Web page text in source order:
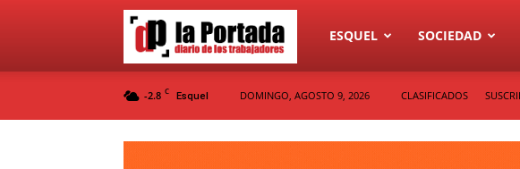
Diario
ESQUEL SOCIEDAD
-2.8 C Esquel DOMINGO, AGOSTO 9, 2026 CLASIFICADOS